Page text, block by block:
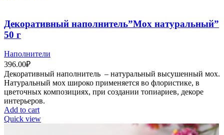
Декоративный наполнитель”Мох натуральный”
50 г
Наполнители
396.00₽
Декоративный наполнитель – натуральный высушенный мох.
Натуральный мох широко применяется во флористике, в
цветочных композициях, при создании топиариев, декоре
интерьеров.
Add to cart
Quick view